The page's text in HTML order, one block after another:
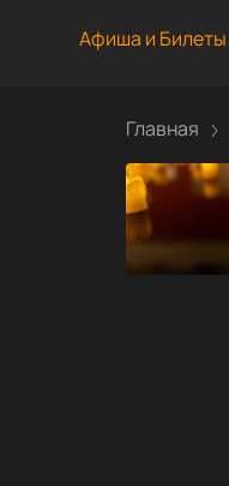
Афиша и Билеты
Главная